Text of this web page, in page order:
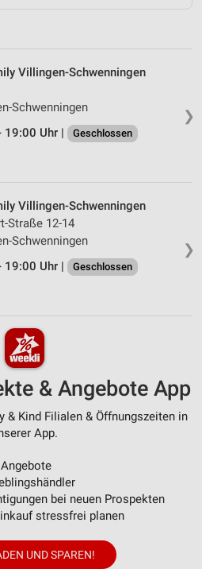
❯
Villingen-Schwenningen
Schwenningen
19:00 Uhr |
Geschlossen
❯
Villingen-Schwenningen
Straße 12-14
Schwenningen
19:00 Uhr |
Geschlossen
& Angebote App
& Kind Filialen & Öffnungszeiten in
App.
bei neuen Prospekten
stressfrei planen
UND SPAREN!